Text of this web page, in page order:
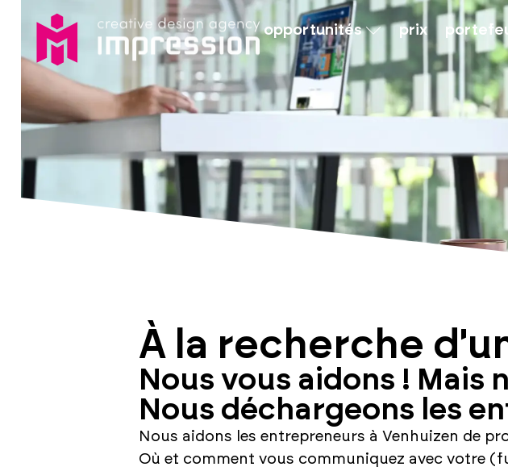
opportunités prix
À la recherche
Nous vous aidons ! Mais
Nous déchargeons les
Nous aidons les entrepreneurs à Venhuizen de
Où et comment vous communiquez avec votre